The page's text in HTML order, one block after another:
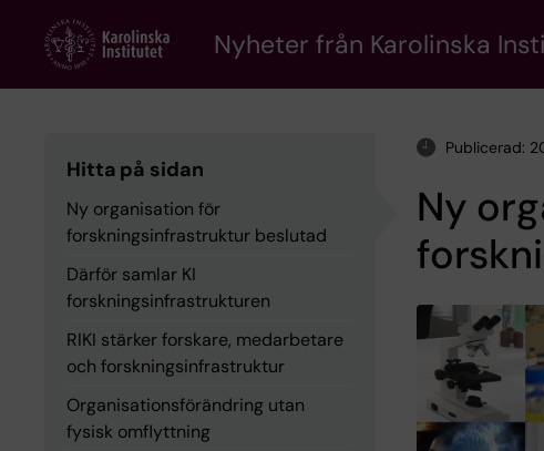
content
Nyheter från Karolinska
Hitta på sidan
Ny organisation för
forskningsinfrastruktur beslutad
Därför samlar KI
forskningsinfrastrukturen
RIKI stärker forskare, medarbetare
och forskningsinfrastruktur
Organisationsförändring utan
fysisk omflyttning
Publicerad:
Ny